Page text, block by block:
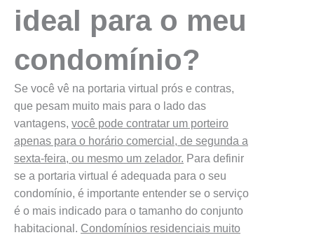
ideal para o meu
condomínio?
Se você vê na portaria virtual prós e contras,
que pesam muito mais para o lado das
vantagens, você pode contratar um porteiro
apenas para o horário comercial, de segunda a
sexta-feira, ou mesmo um zelador. Para definir
se a portaria virtual é adequada para o seu
condomínio, é importante entender se o serviço
é o mais indicado para o tamanho do conjunto
habitacional. Condomínios residenciais muito